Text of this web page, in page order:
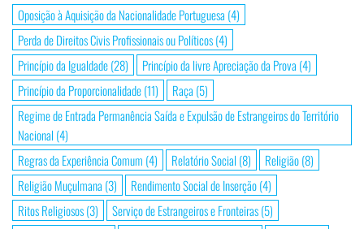
Oposição à Aquisição da Nacionalidade Portuguesa (4)
Perda de Direitos Civis Profissionais ou Políticos(4)
Princípio da Igualdade(28) Princípio da livre Apreciação da Prova (4)
Princípio da Proporcionalidade(11) Raça (5)
Regime de Entrada Permanência Saída e Expulsão de Estrangeiros do Território
Nacional (4)
Regras da Experiência Comum (4) Relatório Social (8) Religião(8)
Religião Muçulmana (3) Rendimento Social de Inserção(4)
Ritos Religiosos(3) Serviço de Estrangeiros e Fronteiras(5)